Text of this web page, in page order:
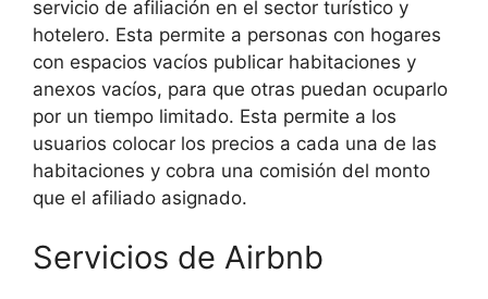
servicio de afiliación en el sector turístico y
hotelero. Esta permite a personas con hogares
con espacios vacíos publicar habitaciones y
anexos vacíos, para que otras puedan ocuparlo
por un tiempo limitado. Esta permite a los
usuarios colocar los precios a cada una de las
habitaciones y cobra una comisión del monto
que el afiliado asignado.
Servicios de Airbnb